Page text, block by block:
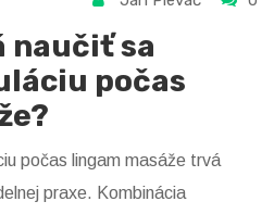
naučiť sa
počas
počas lingam masáže trvá
praxe. Kombinácia